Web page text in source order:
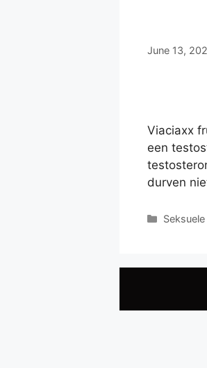
June 13,
Viaciaxx
een
durven